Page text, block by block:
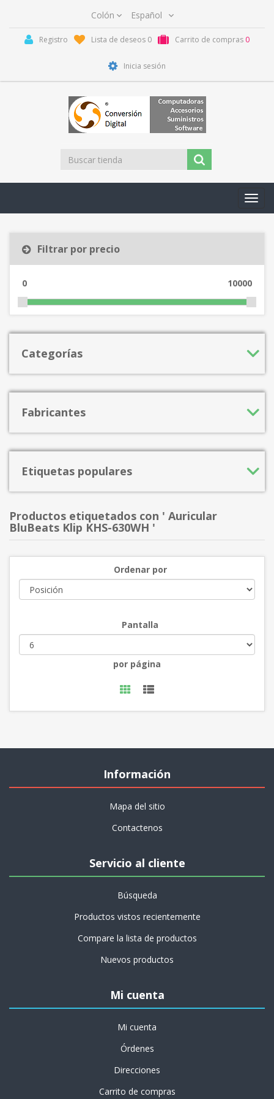
Registro Lista de deseos 0 Carrito de compras 0
Inicia sesión
Filtrar por precio
0 10000
Categorías
Fabricantes
Etiquetas populares
Productos etiquetados con ' Auricular
BluBeats Klip KHS-630WH '
Ordenar por
Pantalla
por página
Información
Mapa del sitio
Contactenos
Servicio al cliente
Búsqueda
Productos vistos recientemente
Compare la lista de productos
Nuevos productos
Mi cuenta
Mi cuenta
Órdenes
Direcciones
Carrito de compras